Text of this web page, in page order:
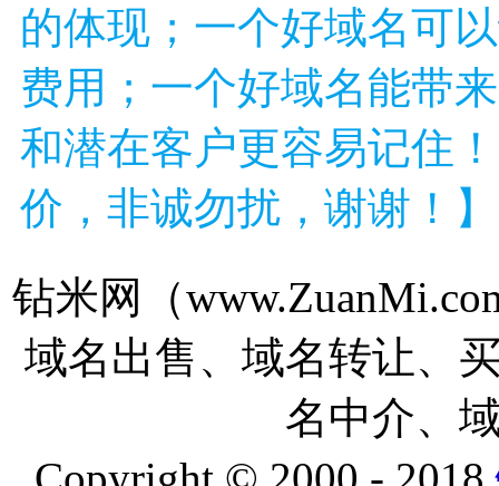
的体现；一个好域名可
费用；一个好域名能带
和潜在客户更容易记住
价，非诚勿扰，谢谢！】
钻米网（
域名出售、域名转让、
名中介、